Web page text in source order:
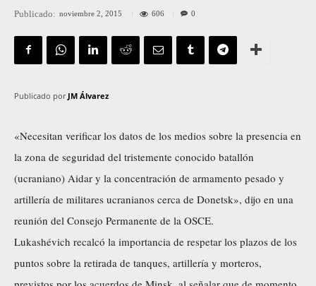
Publicado: noviembre 2, 2015 606 0
Publicado por JM Álvarez
«Necesitan verificar los datos de los medios sobre la presencia en
la zona de seguridad del tristemente conocido batallón
(ucraniano) Aidar y la concentración de armamento pesado y
artillería de militares ucranianos cerca de Donetsk», dijo en una
reunión del Consejo Permanente de la OSCE.
Lukashévich recalcó la importancia de respetar los plazos de los
puntos sobre la retirada de tanques, artillería y morteros,